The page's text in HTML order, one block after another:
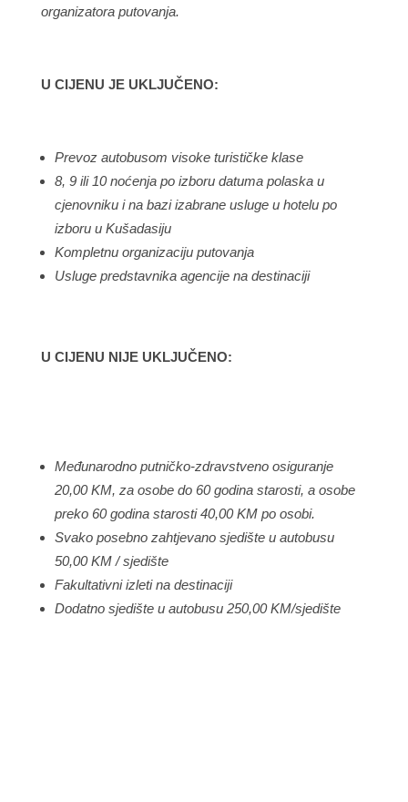
organizatora putovanja.
U CIJENU JE UKLJUČENO:
Prevoz autobusom visoke turističke klase
8, 9 ili 10 noćenja po izboru datuma polaska u
cjenovniku i na bazi izabrane usluge u hotelu po
izboru u Kušadasiju
Kompletnu organizaciju putovanja
Usluge predstavnika agencije na destinaciji
U CIJENU NIJE UKLJUČENO:
Međunarodno putničko-zdravstveno osiguranje
20,00 KM, za osobe do 60 godina starosti, a osobe
preko 60 godina starosti 40,00 KM po osobi.
Svako posebno zahtjevano sjedište u autobusu
50,00 KM / sjedište
Fakultativni izleti na destinaciji
Dodatno sjedište u autobusu 250,00 KM/sjedište